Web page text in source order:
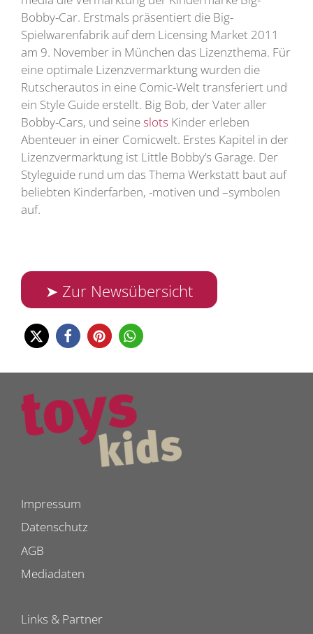
Bobby-Car. Erstmals präsentiert die Big-
Spielwarenfabrik auf dem Licensing Market 2011
am 9. November in München das Lizenzthema. Für
eine optimale Lizenzvermarktung wurden die
Rutscherautos in eine Comic-Welt transferiert und
ein Style Guide erstellt. Big Bob, der Vater aller
Bobby-Cars, und seineslots Kinder erleben
Abenteuer in einer Comicwelt. Erstes Kapitel in der
Lizenzvermarktung ist Little Bobby’s Garage. Der
Styleguide rund um das Thema Werkstatt baut auf
beliebten Kinderfarben, -motiven und –symbolen
auf.
➤ Zur Newsübersicht
Impressum
Datenschutz
AGB
Mediadaten
Links & Partner